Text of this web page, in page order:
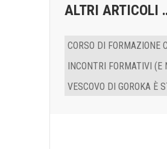
ALTRI ARTICOLI
CORSO DI FORMAZIONE
INCONTRI FORMATIVI (E
VESCOVO DI GOROKA È